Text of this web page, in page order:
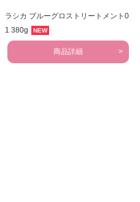
ラシカ ブルーグロストリートメント0
1 380g
NEW
商品詳細